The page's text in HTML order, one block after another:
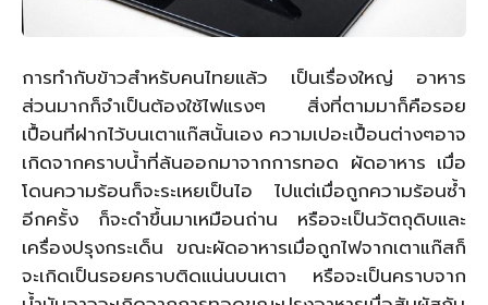
การทำกับข้าวสำหรับคนไทยแล้ว เป็นเรื่องใหญ่ อาหาร
ส่วนมากก็จำเป็นต้องใช้ไฟแรงๆ สิ่งที่ตามมาก็คือรอย
เปื้อนที่ฝากไว้บนเตาแก๊สนั้นเอง ความเปอะเปื้อนต่างๆอาจ
เกิดจากคราบน้ำที่ล้นออกมาจากการทอด ผัดอาหาร เมื่อ
โดนความร้อนก็จะระเหยเป็นไอ ไปแต่เมื่อถูกความร้อนซ้ำ
อีกครั้ง ก็จะดำขึ้นมาเหมือนถ่าน หรือจะเป็นวัตถุดิบและ
เครื่องปรุงกระเด็น ขณะผัดอาหารเมื่อถูกไฟจากเตาแก๊สก็
จะเกิดเป็นรอยคราบติดแน่นบนเตา หรือจะเป็นคราบจาก